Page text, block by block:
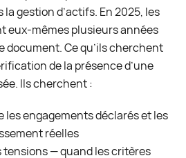
la gestion d’actifs. En 2025, les
eux-mêmes plusieurs années
document. Ce qu’ils cherchent
de la présence d’une
Ils cherchent :
les engagements déclarés et les
réelles
tensions — quand les critères